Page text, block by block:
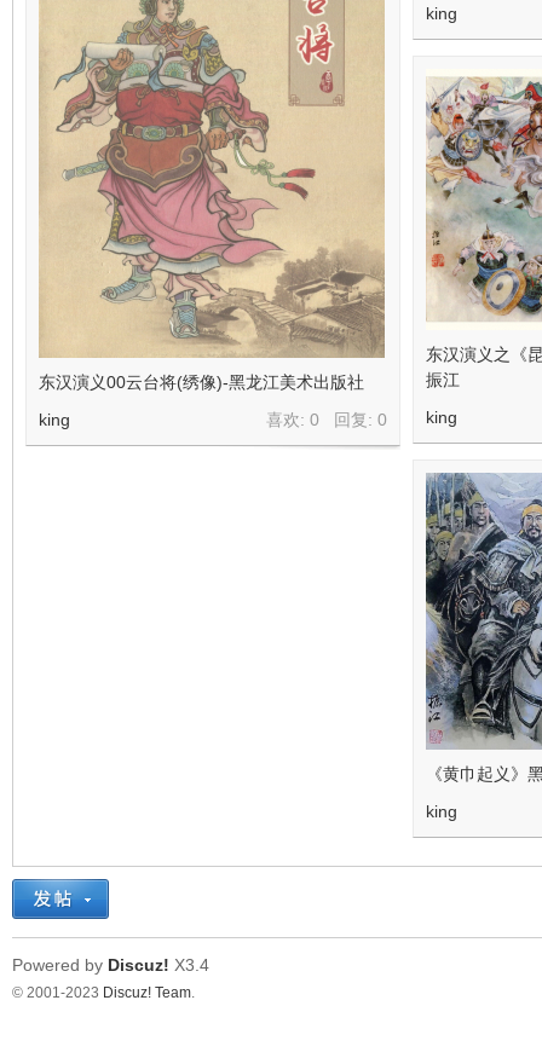
king
东汉演义00云台将(绣像)-黑龙江美术出版社
喜欢: 0 回复: 0
king
东汉演义之《
振江
king
《黄巾起义》
king
Powered by Discuz! X3.4
© 2001-2023 Discuz! Team.